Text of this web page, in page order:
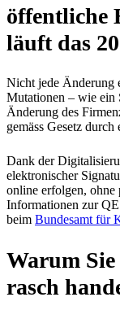
öffentliche
läuft das
Nicht jede Änderung
Mutationen – wie ein
Änderung des
gemäss Gesetz
Dank der
elektronischer
online erfolgen, ohne
Informationen zur
beim Bundesamt für
Warum
rasch